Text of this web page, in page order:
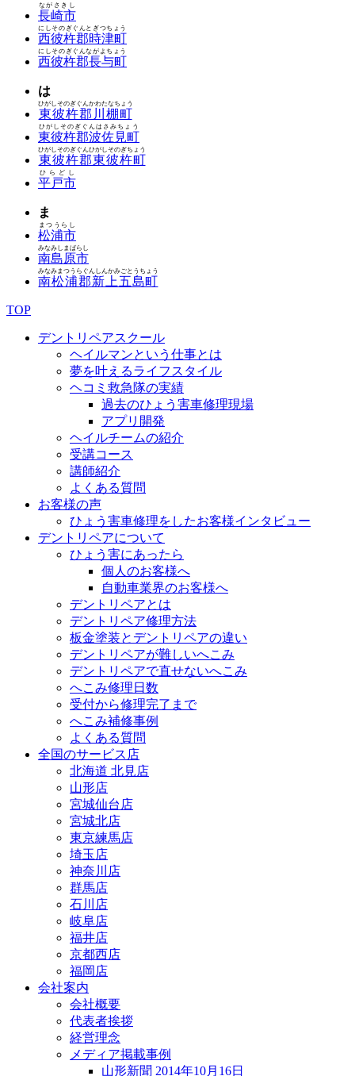
長崎市
ながさきし
西彼杵郡時津町
にしそのぎぐんとぎつちょう
西彼杵郡長与町
にしそのぎぐんながよちょう
は
東彼杵郡川棚町
ひがしそのぎぐんかわたなちょう
東彼杵郡波佐見町
ひがしそのぎぐんはさみちょう
東彼杵郡東彼杵町
ひがしそのぎぐんひがしそのぎちょう
平戸市
ひらどし
ま
松浦市
まつうらし
南島原市
みなみしまばらし
南松浦郡新上五島町
みなみまつうらぐんしんかみごとうちょう
TOP
デントリペアスクール
ヘイルマンという仕事とは
夢を叶えるライフスタイル
ヘコミ救急隊の実績
過去のひょう害車修理現場
アプリ開発
ヘイルチームの紹介
受講コース
講師紹介
よくある質問
お客様の声
ひょう害車修理をしたお客様インタビュー
デントリペアについて
ひょう害にあったら
個人のお客様へ
自動車業界のお客様へ
デントリペアとは
デントリペア修理方法
板金塗装とデントリペアの違い
デントリペアが難しいへこみ
デントリペアで直せないへこみ
へこみ修理日数
受付から修理完了まで
へこみ補修事例
よくある質問
全国のサービス店
北海道 北見店
山形店
宮城仙台店
宮城北店
東京練馬店
埼玉店
神奈川店
群馬店
石川店
岐阜店
福井店
京都西店
福岡店
会社案内
会社概要
代表者挨拶
経営理念
メディア掲載事例
山形新聞 2014年10月16日